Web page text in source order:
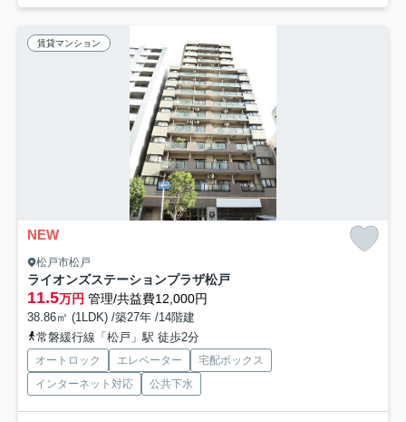
賃貸マンション
NEW
松戸市松戸
ライオンズステーションプラザ松戸
11.5万円 管理/共益費12,000円
38.86㎡ (1LDK) /築27年 /14階建
常磐緩行線「松戸」駅 徒歩2分
オートロック エレベーター
宅配ボックス
インターネット対応
公共下水